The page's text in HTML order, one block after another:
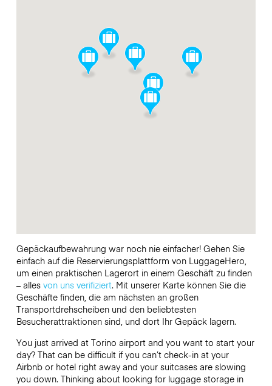
Gepäckaufbewahrung war noch nie einfacher! Gehen Sie
einfach auf die Reservierungsplattform von LuggageHero,
um einen praktischen Lagerort in einem Geschäft zu finden
– alles von uns verifiziert. Mit unserer Karte können Sie die
Geschäfte finden, die am nächsten an großen
Transportdrehscheiben und den beliebtesten
Besucherattraktionen sind, und dort Ihr Gepäck lagern.
You just arrived at Torino airport and you want to start your
day? That can be difficult if you can’t check-in at your
Airbnb or hotel right away and your suitcases are slowing
you down. Thinking about looking for luggage storage in